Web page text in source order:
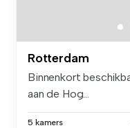
Rotterdam
Binnenkort
aan de Hog...
5 kamers